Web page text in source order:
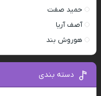
حمید صفت
آصف آریا
هوروش بند
دسته بندی